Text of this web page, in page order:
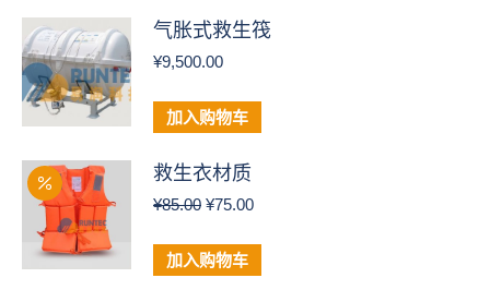
气胀式救生筏
¥9,500.00
加入购物车
救生衣材质
¥85.00 原
为：
¥85.00。
¥75.00当
格
加入购物车